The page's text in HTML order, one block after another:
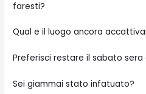
faresti?
Qual e il luogo ancora
Preferisci restare il sabato
Sei giammai stato infatuato?